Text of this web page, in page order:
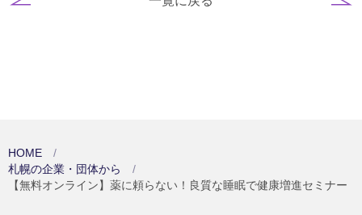
HOME
札幌の企業・団体から
【無料オンライン】薬に頼らない！良質な睡眠で健康増進セミナー